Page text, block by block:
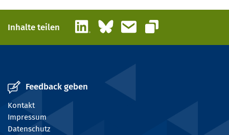
Inhalte teilen LinkedInBlueskyE-Mail
Link kopieren
Feedback geben
Kontakt
Impressum
Datenschutz